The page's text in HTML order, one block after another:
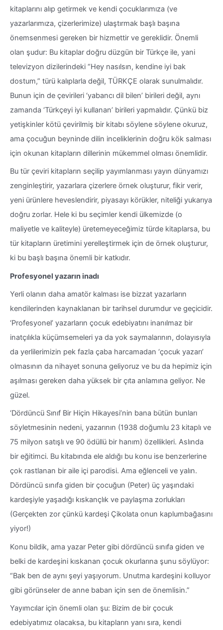
kitaplarını alıp getirmek ve kendi çocuklarımıza (ve
yazarlarımıza, çizerlerimize) ulaştırmak başlı başına
önemsenmesi gereken bir hizmettir ve gereklidir. Önemli
olan şudur: Bu kitaplar doğru düzgün bir Türkçe ile, yani
televizyon dizilerindeki “Hey nasılsın, kendine iyi bak
dostum,” türü kalıplarla değil, TÜRKÇE olarak sunulmalıdır.
Bunun için de çevirileri ‘yabancı dil bilen’ birileri değil, aynı
zamanda ‘Türkçeyi iyi kullanan’ birileri yapmalıdır. Çünkü biz
yetişkinler kötü çevirilmiş bir kitabı söylene söylene okuruz,
ama çocuğun beyninde dilin inceliklerinin doğru kök salması
için okunan kitapların dillerinin mükemmel olması önemlidir.
Bu tür çeviri kitapların seçilip yayımlanması yayın dünyamızı
zenginleştirir, yazarlara çizerlere örnek oluşturur, fikir verir,
yeni ürünlere heveslendirir, piyasayı körükler, niteliği yukarıya
doğru zorlar. Hele ki bu seçimler kendi ülkemizde (o
maliyetle ve kaliteyle) üretemeyeceğimiz türde kitaplarsa, bu
tür kitapların üretimini yerelleştirmek için de örnek oluşturur,
ki bu başlı başına önemli bir katkıdır.
Profesyonel yazarın inadı
Yerli olanın daha amatör kalması ise bizzat yazarların
kendilerinden kaynaklanan bir tarihsel durumdur ve geçicidir.
‘Profesyonel’ yazarların çocuk edebiyatını inanılmaz bir
inatçılıkla küçümsemeleri ya da yok saymalarının, dolayısıyla
da yerlilerimizin pek fazla çaba harcamadan ‘çocuk yazarı’
olmasının da nihayet sonuna geliyoruz ve bu da hepimiz için
aşılması gereken daha yüksek bir çıta anlamına geliyor. Ne
güzel.
‘Dördüncü Sınıf Bir Hiçin Hikayesi’nin bana bütün bunları
söyletmesinin nedeni, yazarının (1938 doğumlu 23 kitaplı ve
75 milyon satışlı ve 90 ödüllü bir hanım) özellikleri. Aslında
bir eğitimci. Bu kitabında ele aldığı bu konu ise benzerlerine
çok rastlanan bir aile içi parodisi. Ama eğlenceli ve yalın.
Dördüncü sınıfa giden bir çocuğun (Peter) üç yaşındaki
kardeşiyle yaşadığı kıskançlık ve paylaşma zorlukları
(Gerçekten zor çünkü kardeşi Çikolata onun kaplumbağasını
yiyor!)
Konu bildik, ama yazar Peter gibi dördüncü sınıfa giden ve
belki de kardeşini kıskanan çocuk okurlarına şunu söylüyor:
“Bak ben de aynı şeyi yaşıyorum. Unutma kardeşini kolluyor
gibi görünseler de anne baban için sen de önemlisin.”
Yayımcılar için önemli olan şu: Bizim de bir çocuk
edebiyatımız olacaksa, bu kitapların yanı sıra, kendi